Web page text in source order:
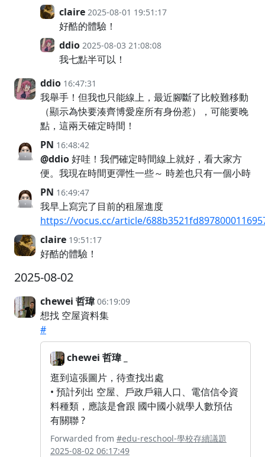
claire 2025-08-01 19:51:17
好酷的體驗！
ddio 2025-08-03 21:08:08
我七點半可以！
ddio 16:47:31
我舉手！但我也只能線上，最近腳斷了比較難移動
（顯示為快要湊齊博愛座所有身份惹），可能要晚
點，這兩天確定時間！
PN 16:48:42
@ddio好哇！我們確定時間線上就好，看大家方
便。我現在時間更彈性一些～ 時差也只有一個小時
PN 16:49:47
我早上寫完了目前的租屋進度
https://vocus.cc/article/
claire 19:51:17
好酷的體驗！
2025-08-02
chewei 哲瑋 06:19:09
想找 空屋資料集
#
chewei 哲瑋 _
逛到這張圖片，待查找出處
• 預計列出 空屋、戶政戶籍人口、電信信令資
料種類，應該是會跟 國中國小就學人數預估
有關聯 ?
Forwarded from #edu-reschool-學校存續議題
2025-08-02 06:17:49